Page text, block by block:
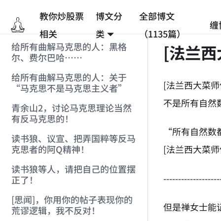
教你炒股票
相关
博文分
类
全部博文
（1135篇）
缠
给所有曲解马克思的人：黑格
尔、费尔巴哈……
给所有曲解马克思的人：关于
“马克思不是马克思主义者”
青余山2，讨论马克思理论当然
有反马克思的！
读书狼、议宣、把弄国粹等反马
克思者的阿Q精神！
读书狼等人，请把自己的位置摆
正了！
[思闻]，你用你的帖子表现你的
荒谬逻辑，我不反对！
[法兰
[法兰西大菜
不是所有自然
“所有自然数
[法兰西大菜
但是禅女士能